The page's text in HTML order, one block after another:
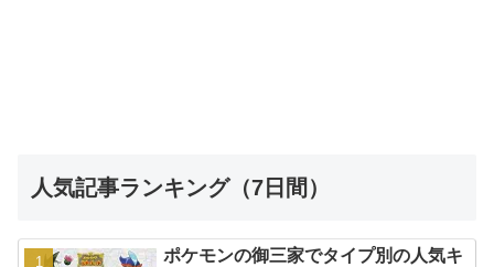
人気記事ランキング（7日間）
ポケモンの御三家でタイプ別の人気キ